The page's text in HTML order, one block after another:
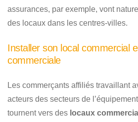
assurances, par exemple, vont
des locaux dans les centres-villes.
Installer son local commercial
commerciale
Les commerçants affiliés travaillant
acteurs des secteurs de
tournent vers des locaux